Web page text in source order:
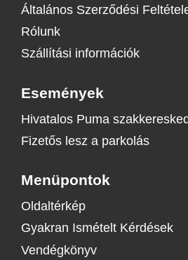
Általános Szerződési
Rólunk
Szállítási információk
Események
Hivatalos Puma
Fizetős lesz a parkolás
Menüpontok
Oldaltérkép
Gyakran Ismételt Kérdések
Vendégkönyv